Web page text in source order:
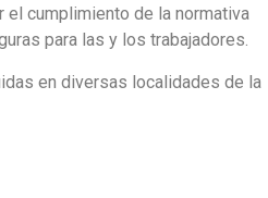
el cumplimiento de la normativa
para las y los trabajadores.
en diversas localidades de la